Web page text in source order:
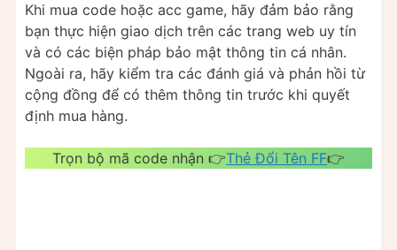
Khi mua code hoặc acc game, hãy đảm bảo rằng
bạn thực hiện giao dịch trên các trang web uy tín
và có các biện pháp bảo mật thông tin cá nhân.
Ngoài ra, hãy kiểm tra các đánh giá và phản hồi từ
cộng đồng để có thêm thông tin trước khi quyết
định mua hàng.
Trọn bộ mã code nhận 👉Thẻ Đổi Tên FF👉